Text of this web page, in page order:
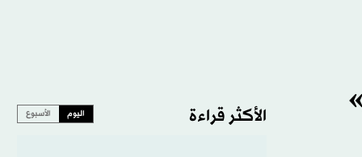
الأكثر قراءة اليوم الأسبوع